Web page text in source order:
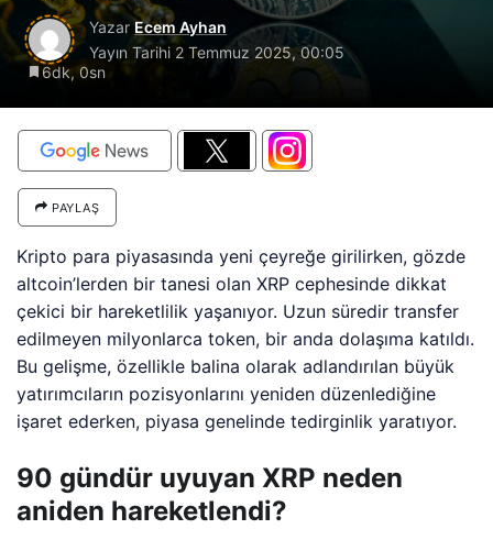
YazarEcem Ayhan
Yayın Tarihi 2 Temmuz 2025, 00:05
6dk, 0sn
PAYLAŞ
Kripto para piyasasında yeni çeyreğe girilirken, gözde
altcoin’lerden bir tanesi olan XRP cephesinde dikkat
çekici bir hareketlilik yaşanıyor. Uzun süredir transfer
edilmeyen milyonlarca token, bir anda dolaşıma katıldı.
Bu gelişme, özellikle balina olarak adlandırılan büyük
yatırımcıların pozisyonlarını yeniden düzenlediğine
işaret ederken, piyasa genelinde tedirginlik yaratıyor.
90 gündür uyuyan XRP neden
aniden hareketlendi?